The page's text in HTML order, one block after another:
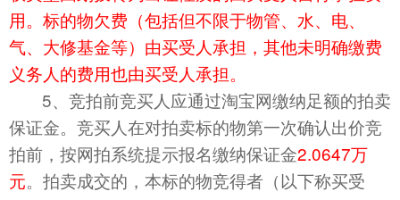
用。 标的物欠费（包括但不限于物管、水、电、
气、大修基金等）由买受人承担 ， 其他未明确缴费
义务人的费用也由买受人承担。
5、竞拍前竞买人应通过淘宝网缴纳足额的拍卖
保证金。竞买人在对拍卖标的物第一次确认出价竞
拍前，按网拍系统提示报名缴纳保证金2.0647万
元。拍卖成交的，本标的物竞得者（以下称买受